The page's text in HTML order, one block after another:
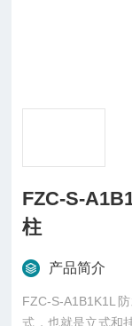
FZC-S-
柱
产品简介
FZC-S-A1B1K1L
式，也就是立式和